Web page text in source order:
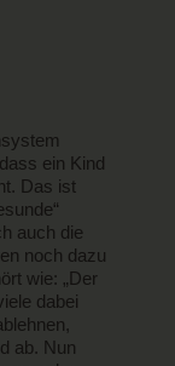
ein Kind
Das ist
auch die
noch dazu
wie: „Der
dabei
ab. Nun